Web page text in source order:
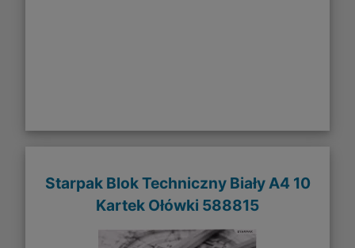
Starpak Blok Techniczny Biały A4 10
Kartek Ołówki 588815